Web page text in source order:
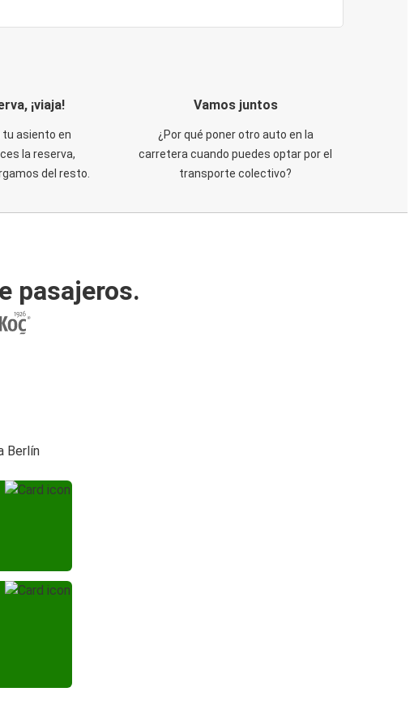
¡viaja!
tu asiento en
la reserva,
del resto.
Vamos juntos
¿Por qué poner otro auto en la
carretera cuando puedes optar por el
transporte colectivo?
pasajeros.
Berlín